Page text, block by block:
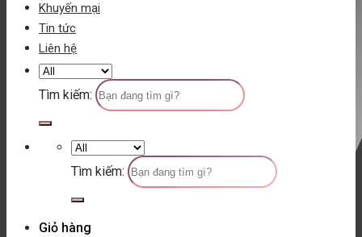
Khuyến mại
Tin tức
Liên hệ
Tìm kiếm:
Tìm kiếm:
Giỏ hàng